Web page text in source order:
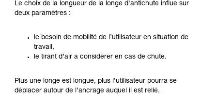
Le choix de la longueur de la longe d'antichute influe sur
deux paramètres :
le besoin de mobilité de l’utilisateur en situation de
travail,
le tirant d’air à considérer en cas de chute.
Plus une longe est longue, plus l’utilisateur pourra se
déplacer autour de l’ancrage auquel il est relié.